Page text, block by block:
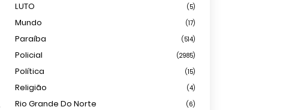
LUTO (5)
Mundo (17)
Paraíba (514)
Policial (2985)
Política (15)
Religião (4)
Rio Grande Do Norte (6)